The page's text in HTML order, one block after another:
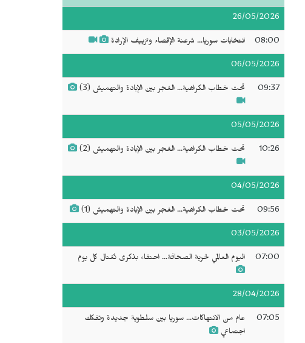
26/05/2026
08:00 انتخابات سوريا... شرعنة الإقصاء وتزييف الإرادة
06/05/2026
09:37 تحت خطاب الكراهية... الغجر بين الإبادة والتهميش (3)
05/05/2026
10:26 تحت خطاب الكراهية... الغجر بين الإبادة والتهميش (2)
04/05/2026
09:56 تحت خطاب الكراهية... الغجر بين الإبادة والتهميش (1)
03/05/2026
07:00 اليوم العالمي لحرية الصحافة... احتفاء بذكرى تُغتال كل يوم
28/04/2026
07:05
عام من الانتهاكات... سوريا بين سلطوية جديدة وتفكك
اجتماعي